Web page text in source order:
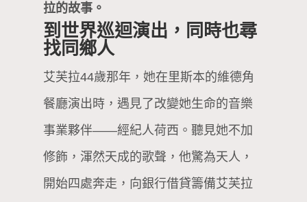
拉的故事。
到世界巡迴演出，同時也尋
找同鄉人
艾芙拉44歲那年，她在里斯本的維德角
餐廳演出時，遇見了改變她生命的音樂
事業夥伴——經紀人荷西。聽見她不加
修飾，渾然天成的歌聲，他驚為天人，
開始四處奔走，向銀行借貸籌備艾芙拉